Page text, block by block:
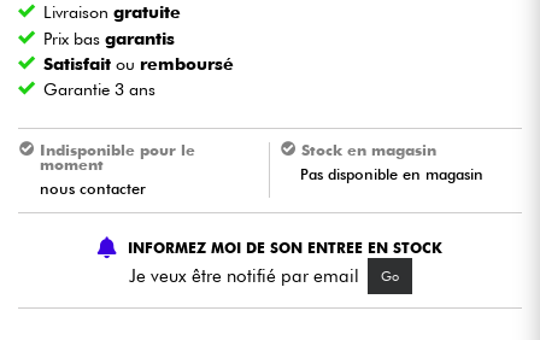
Vents
Eveil Musical
Câbles & Access.
HiFi
Livraisongratuite
Prix basgarantis
Satisfait ou remboursé
Garantie 3 ans
Indisponible pour le
moment
nous contacter
Stock en magasin
Pas disponible en magasin
INFORMEZ MOI DE SON ENTREE EN STOCK
Je veux être notifié par email Go